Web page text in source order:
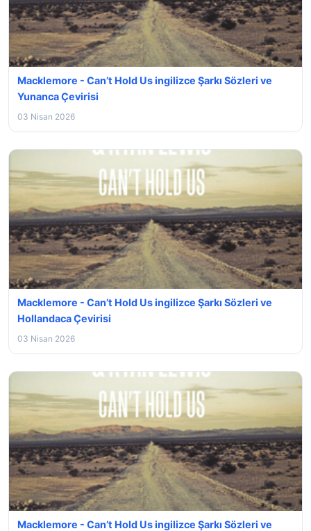
Macklemore - Can’t Hold Us ingilizce Şarkı Sözleri ve
Yunanca Çevirisi
03 Nisan 2026
Macklemore - Can’t Hold Us ingilizce Şarkı Sözleri ve
Hollandaca Çevirisi
03 Nisan 2026
Macklemore - Can’t Hold Us ingilizce Şarkı Sözleri ve